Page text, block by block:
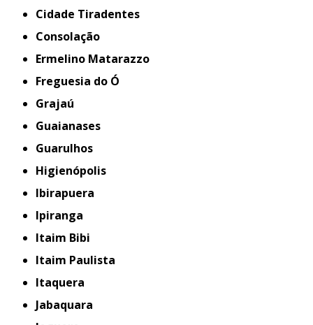
Cidade Tiradentes
Consolação
Ermelino Matarazzo
Freguesia do Ó
Grajaú
Guaianases
Guarulhos
Higienópolis
Ibirapuera
Ipiranga
Itaim Bibi
Itaim Paulista
Itaquera
Jabaquara